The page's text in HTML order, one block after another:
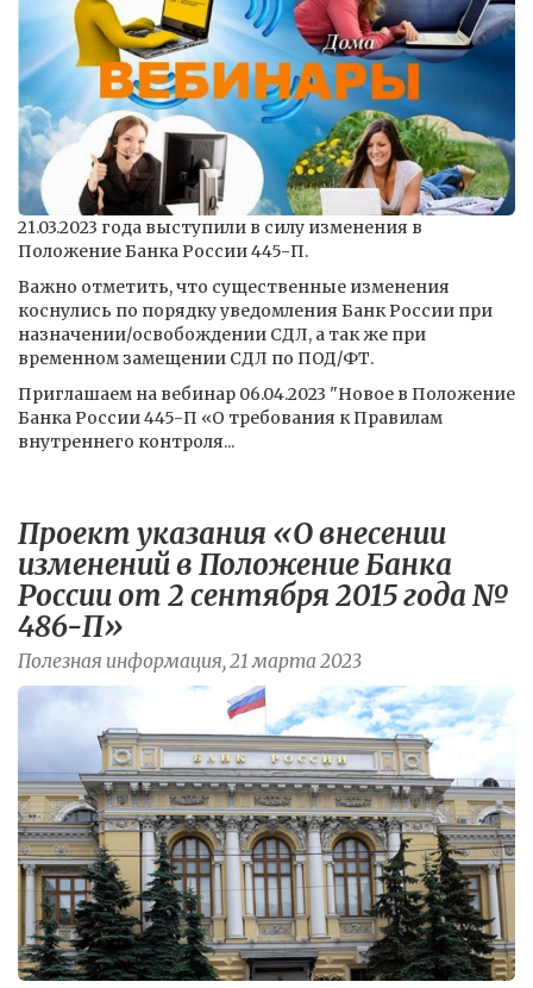
21.03.2023 года выступили в силу изменения в
Положение Банка России 445-П.
Важно отметить, что существенные изменения
коснулись по порядку уведомления Банк России при
назначении/освобождении СДЛ, а так же при
временном замещении СДЛ по ПОД/ФТ.
Приглашаем на вебинар 06.04.2023 "Новое в Положение
Банка России 445-П «О требования к Правилам
внутреннего контроля...
Проект указания «О внесении
изменений в Положение Банка
России от 2 сентября 2015 года №
486-П»
Полезная информация, 21 марта 2023